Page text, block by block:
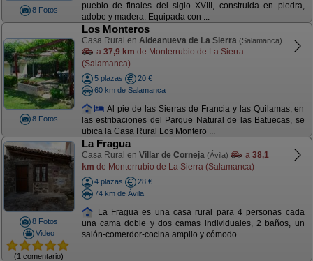
8 Fotos
pueblo de finales del siglo XVIII, construida en piedra,
adobe y madera. Equipada con ...
8 Fotos
Los Monteros
Casa Rural en Aldeanueva de La Sierra (Salamanca)
a 37,9 km de Monterrubio de La Sierra
(Salamanca)
5 plazas
20 €
60 km de Salamanca
Al pie de las Sierras de Francia y las Quilamas, en
las estribaciones del Parque Natural de las Batuecas, se
ubica la Casa Rural Los Montero ...
8 Fotos
Video
(1 comentario)
La Fragua
Casa Rural en Villar de Corneja (Ávila) a 38,1
km de Monterrubio de La Sierra (Salamanca)
4 plazas
28 €
74 km de Ávila
La Fragua es una casa rural para 4 personas cada
una cama doble y dos camas individuales, 2 baños, un
salón-comerdor-cocina amplio y cómodo. ...